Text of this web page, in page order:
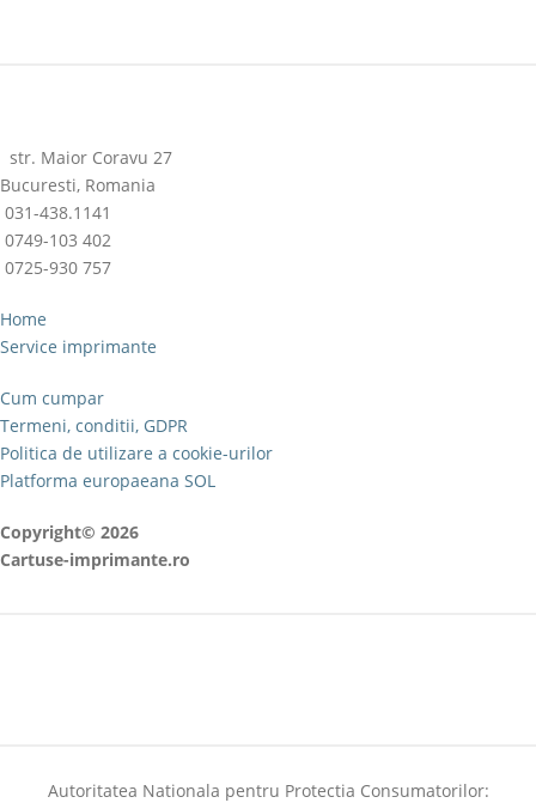
str. Maior Coravu 27
Bucuresti, Romania
031-438.1141
0749-103 402
0725-930 757
Home
Service imprimante
Cum cumpar
Termeni, conditii, GDPR
Politica de utilizare a cookie-urilor
Platforma europaeana SOL
Copyright© 2026
Cartuse-imprimante.ro
Autoritatea Nationala pentru Protectia Consumatorilor: